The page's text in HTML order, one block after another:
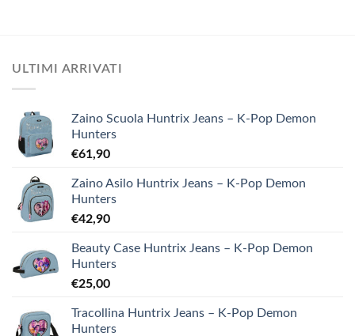
ULTIMI ARRIVATI
Zaino Scuola Huntrix Jeans – K-Pop Demon
Hunters
€61,90
Zaino Asilo Huntrix Jeans – K-Pop Demon
Hunters
€42,90
Beauty Case Huntrix Jeans – K-Pop Demon
Hunters
€25,00
Tracollina Huntrix Jeans – K-Pop Demon
Hunters